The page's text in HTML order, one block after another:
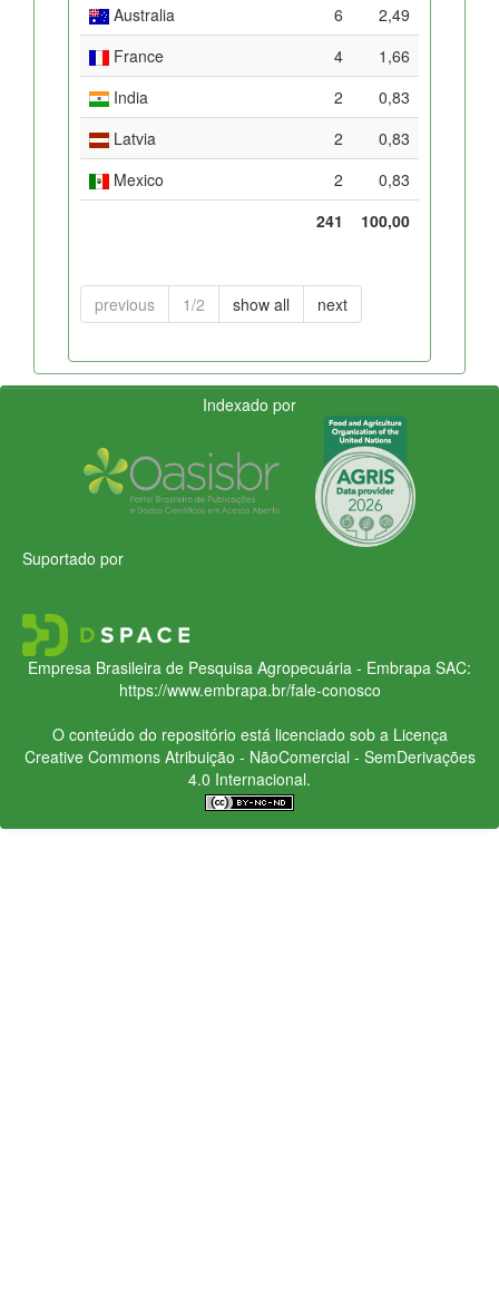
Australia
6
2,49
France
4
1,66
India
2
0,83
Latvia
2
0,83
Mexico
2
0,83
241
100,00
previous 1/2 show all next
Indexado por
Suportado por
Empresa Brasileira de Pesquisa Agropecuária - Embrapa SAC:
https://www.embrapa.br/fale-conosco
O conteúdo do repositório está licenciado sob a Licença
Creative CommonsAtribuição - NãoComercial - SemDerivações
4.0 Internacional.